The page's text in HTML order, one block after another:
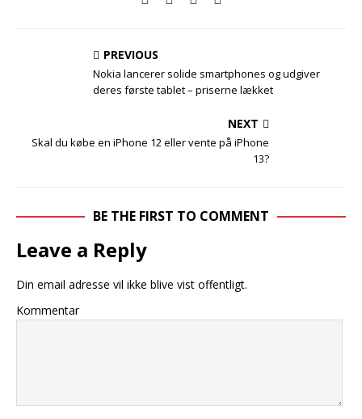
PREVIOUS
Nokia lancerer solide smartphones og udgiver
deres første tablet – priserne lækket
NEXT
Skal du købe en iPhone 12 eller vente på iPhone
13?
BE THE FIRST TO COMMENT
Leave a Reply
Din email adresse vil ikke blive vist offentligt.
Kommentar